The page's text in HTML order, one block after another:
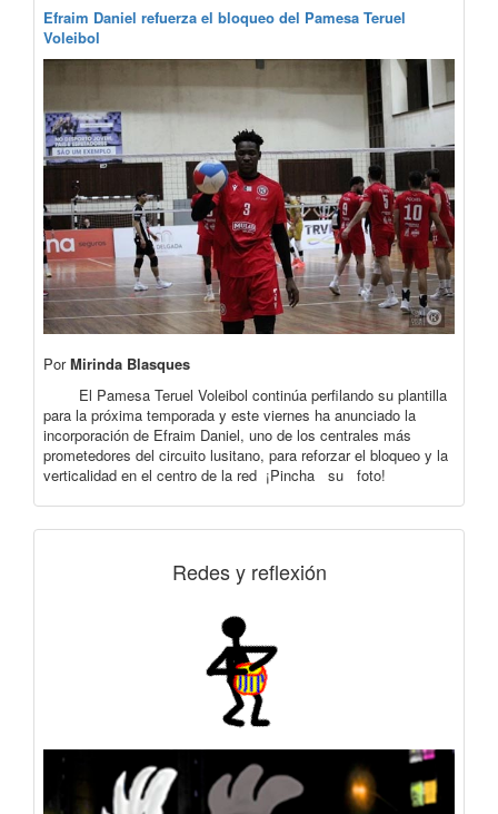
Efraim Daniel refuerza el bloqueo del Pamesa Teruel
Voleibol
PorMirinda Blasques
El Pamesa Teruel Voleibol continúa perfilando su plantilla
para la próxima temporada y este viernes ha anunciado la
incorporación de Efraim Daniel, uno de los centrales más
prometedores del circuito lusitano, para reforzar el bloqueo y la
verticalidad en el centro de la red ¡Pincha su foto!
Redes y reflexión